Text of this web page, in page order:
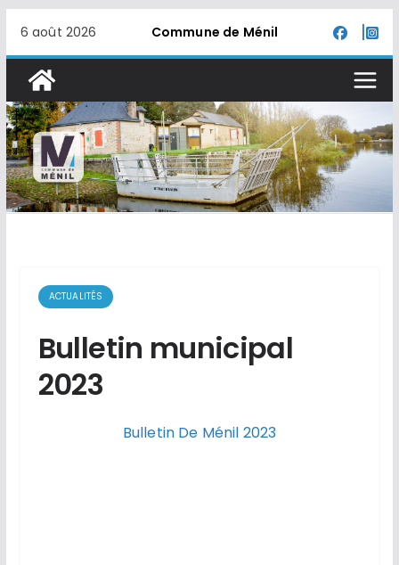
contenu
6 août 2026 Commune de Ménil
ACTUALITÉS
Bulletin municipal
2023
Bulletin De Ménil 2023